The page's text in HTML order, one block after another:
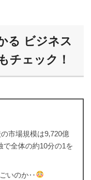
る ビジネス
チェック！
市場規模は9,720億
全体の約10分の1を
いのか‥